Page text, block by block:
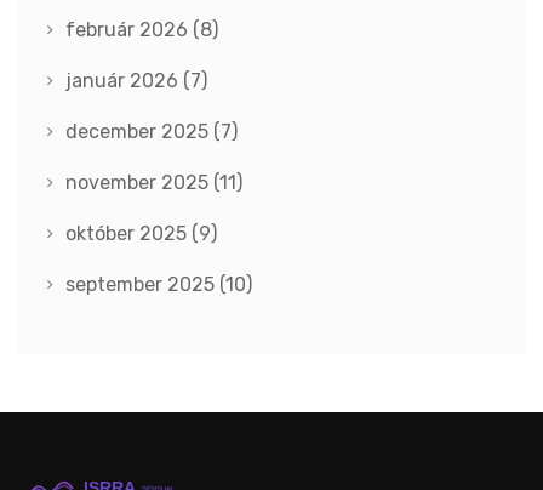
február 2026 (8)
január 2026 (7)
december 2025 (7)
november 2025 (11)
október 2025 (9)
september 2025 (10)